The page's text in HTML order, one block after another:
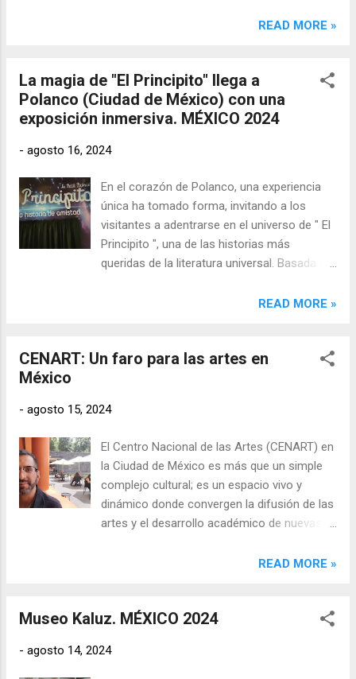
convierte en un portal hacia mundos
fluyen libremente. "El...
vibrante metrópoli tiene para ofrecer.
horas, recorriendo tres rutas diferentes: la
Ruta Basílica, la Ruta Sur y la Ruta Polanco
Centro.
READ MORE »
La magia de "El Principito" llega a
Polanco (Ciudad de México) con una
exposición inmersiva. MÉXICO 2024
- agosto 16, 2024
En el corazón de Polanco, una experiencia
única ha tomado forma, invitando a los
visitantes a adentrarse en el universo de " El
Principito ", una de las historias más
queridas de la literatura universal. Basada en
exposición inmersiva ofrece un recorrido de
READ MORE »
CENART: Un faro para las artes en
México
- agosto 15, 2024
El Centro Nacional de las Artes (CENART) en
la Ciudad de México es más que un simple
complejo cultural; es un espacio vivo y
dinámico donde convergen la difusión de las
artes y el desarrollo académico de nuevas
Uribe, director de la programación artística
de las artes nacionales e internacionales, y
académico de los artistas jóvenes de este
READ MORE »
Museo Kaluz. MÉXICO 2024
- agosto 14, 2024